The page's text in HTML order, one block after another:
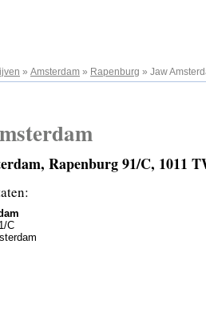
» Amsterdam » Rapenburg » Jaw
Rapenburg 91/C, 1011
C